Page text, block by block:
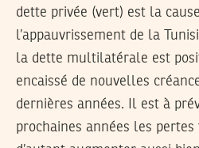
dette privée (vert) est la
l’appauvrissement de la
la dette multilatérale est
encaissé de nouvelles
dernières années. Il est à
prochaines années les